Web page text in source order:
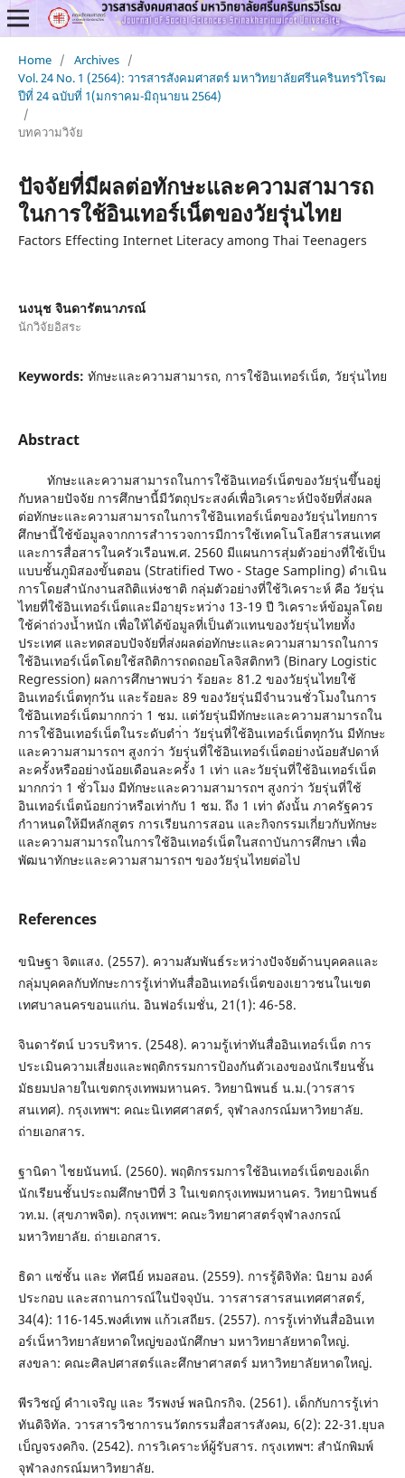
Home / Archives /
Vol. 24 No. 1 (2564): วารสารสังคมศาสตร์ มหาวิทยาลัยศรีนครินทรวิโรฒ
ปีที่ 24 ฉบับที่ 1(มกราคม-มิถุนายน 2564)
/
บทความวิจัย
ปัจจัยที่มีผลต่อทักษะและความสามารถ
ในการใช้อินเทอร์เน็ตของวัยรุ่นไทย
Factors Effecting Internet Literacy among Thai Teenagers
นงนุช จินดารัตนาภรณ์
นักวิจัยอิสระ
Keywords: ทักษะและความสามารถ, การใช้อินเทอร์เน็ต, วัยรุ่นไทย
Abstract
ทักษะและความสามารถในการใช้อินเทอร์เน็ตของวัยรุ่นขึ้นอยู่
กับหลายปัจจัย การศึกษานี้มีวัตถุประสงค์เพื่อวิเคราะห์ปัจจัยที่ส่งผล
ต่อทักษะและความสามารถในการใช้อินเทอร์เน็ตของวัยรุ่นไทยการ
ศึกษานี้ใช้ข้อมูลจากการสําารวจการมีการใช้เทคโนโลยีสารสนเทศ
และการสื่อสารในครัวเรือนพ.ศ. 2560 มีแผนการสุ่มตัวอย่างที่ใช้เป็น
แบบชั้นภูมิสองขั้นตอน (Stratified Two - Stage Sampling) ดําเนิน
การโดยสํานักงานสถิติแห่งชาติ กลุ่มตัวอย่างที่ใช้วิเคราะห์ คือ วัยรุ่น
ไทยที่ใช้อินเทอร์เน็ตและมีอายุระหว่าง 13-19 ปี วิเคราะห์ข้อมูลโดย
ใช้ค่าถ่วงน้ำหนัก เพื่อให้ได้ข้อมูลที่เป็นตัวแทนของวัยรุ่นไทยทั้ง
ประเทศ และทดสอบปัจจัยที่ส่งผลต่อทักษะและความสามารถในการ
ใช้อินเทอร์เน็ตโดยใช้สถิติการถดถอยโลจิสติกทวิ (Binary Logistic
Regression) ผลการศึกษาพบว่า ร้อยละ 81.2 ของวัยรุ่นไทยใช้
อินเทอร์เน็ตทุกวัน และร้อยละ 89 ของวัยรุ่นมีจํานวนชั่วโมงในการ
ใช้อินเทอร์เน็ตมากกว่า 1 ชม. แต่วัยรุ่นมีทักษะและความสามารถใน
การใช้อินเทอร์เน็ตในระดับตํา่า วัยรุ่นที่ใช้อินเทอร์เน็ตทุกวัน มีทักษะ
และความสามารถฯ สูงกว่า วัยรุ่นที่ใช้อินเทอร์เน็ตอย่างน้อยสัปดาห์
ละครั้งหรืออย่างน้อยเดือนละครั้ง 1 เท่า และวัยรุ่นที่ใช้อินเทอร์เน็ต
มากกว่า 1 ชั่วโมง มีทักษะและความสามารถฯ สูงกว่า วัยรุ่นที่ใช้
อินเทอร์เน็ตน้อยกว่าหรือเท่ากับ 1 ชม. ถึง 1 เท่า ดังนั้น ภาครัฐควร
กําาหนดให้มีหลักสูตร การเรียนการสอน และกิจกรรมเกี่ยวกับทักษะ
และความสามารถในการใช้อินเทอร์เน็ตในสถาบันการศึกษา เพื่อ
พัฒนาทักษะและความสามารถฯ ของวัยรุ่นไทยต่อไป
References
ขนิษฐา จิตแสง. (2557). ความสัมพันธ์ระหว่างปัจจัยด้านบุคคลและ
กลุ่มบุคคลกับทักษะการรู้เท่าทันสื่ออินเทอร์เน็ตของเยาวชนในเขต
เทศบาลนครขอนแก่น. อินฟอร์เมชั่น, 21(1): 46-58.
จินดารัตน์ บวรบริหาร. (2548). ความรู้เท่าทันสื่ออินเทอร์เน็ต การ
ประเมินความเสี่ยงและพฤติกรรมการป้องกันตัวเองของนักเรียนชั้น
มัธยมปลายในเขตกรุงเทพมหานคร. วิทยานิพนธ์ น.ม.(วารสาร
สนเทศ). กรุงเทพฯ: คณะนิเทศศาสตร์, จุฬาลงกรณ์มหาวิทยาลัย.
ถ่ายเอกสาร.
ฐานิดา ไชยนันทน์. (2560). พฤติกรรมการใช้อินเทอร์เน็ตของเด็ก
นักเรียนชั้นประถมศึกษาปีที่ 3 ในเขตกรุงเทพมหานคร. วิทยานิพนธ์
วท.ม. (สุขภาพจิต). กรุงเทพฯ: คณะวิทยาศาสตร์จุฬาลงกรณ์
มหาวิทยาลัย. ถ่ายเอกสาร.
ธิดา แซ่ชั้น และ ทัศนีย์ หมอสอน. (2559). การรู้ดิจิทัล: นิยาม องค์
ประกอบ และสถานการณ์ในปัจจุบัน. วารสารสารสนเทศศาสตร์,
34(4): 116-145.พงศ์เทพ แก้วเสถียร. (2557). การรู้เท่าทันสื่ออินเท
อร์เน็หาวิทยาลัยหาดใหญ่ของนักศึกษา มหาวิทยาลัยหาดใหญ่.
สงขลา: คณะศิลปศาสตร์และศึกษาศาสตร์ มหาวิทยาลัยหาดใหญ่.
พีรวิชญ์ คําาเจริญ และ วีรพงษ์ พลนิกรกิจ. (2561). เด็กกับการรู้เท่า
ทันดิจิทัล. วารสารวิชาการนวัตกรรมสื่อสารสังคม, 6(2): 22-31.ยุบล
เบ็ญจรงคกิจ. (2542). การวิเคราะห์ผู้รับสาร. กรุงเทพฯ: สํานักพิมพ์
จุฬาลงกรณ์มหาวิทยาลัย.